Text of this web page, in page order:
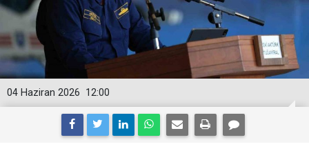
12:00
04 Haziran 2026